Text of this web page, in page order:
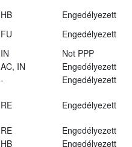
HB
Engedélyezett
FU
Engedélyezett
IN
Not PPP
AC, IN
Engedélyezett
-
Engedélyezett
RE Engedélyezett
RE
Engedélyezett
HB
Engedélyezett